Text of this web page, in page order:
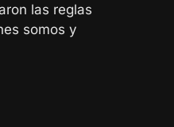
las reglas
somos y